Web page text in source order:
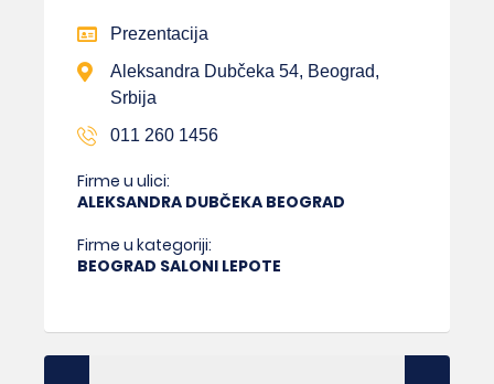
Prezentacija
Aleksandra Dubčeka 54, Beograd,
Srbija
011 260 1456
Firme u ulici:
ALEKSANDRA DUBČEKA BEOGRAD
Firme u kategoriji:
BEOGRAD SALONI LEPOTE